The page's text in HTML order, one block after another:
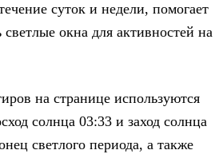
суток и недели, помогает
светлые окна для активностей на
на странице используются
солнца 03:33 и заход солнца
светлого периода, а также